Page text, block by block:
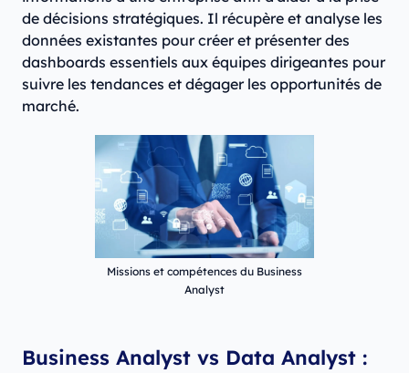
de décisions stratégiques. Il récupère et analyse les
données existantes pour créer et présenter des
dashboards essentiels aux équipes dirigeantes pour
suivre les tendances et dégager les opportunités de
marché.
Missions et compétences du Business
Analyst
Business Analyst vs Data Analyst :